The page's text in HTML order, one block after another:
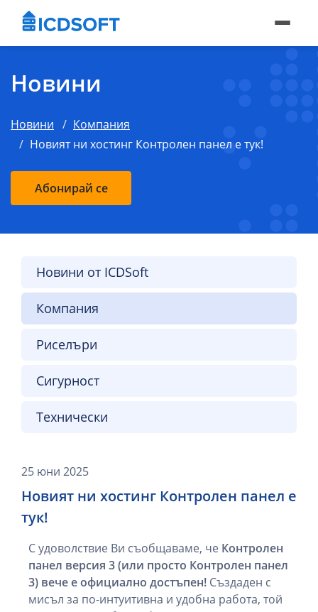
Новини
Новини
Компания
Новият ни хостинг Контролен панел е тук!
Абонирай се
Новини от ICDSoft
Компания
Риселъри
Сигурност
Технически
25 юни 2025
Новият ни хостинг Контролен панел е
тук!
С удоволствие Ви съобщаваме, че Контролен
панел версия 3 (или просто Контролен панел
3) вече е официално достъпен! Създаден с
мисъл за по-интуитивна и удобна работа, той